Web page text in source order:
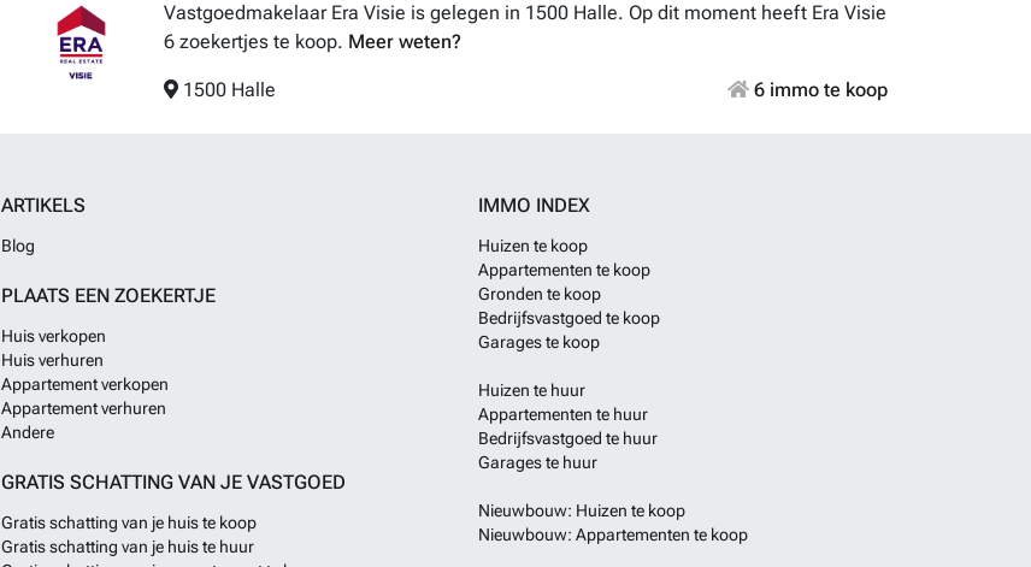
Vastgoedmakelaar Era Visie is gelegen in 1500 Halle. Op dit moment heeft Era Visie
6 zoekertjes te koop. Meer weten?
1500 Halle 6 immo te koop
ARTIKELS
Blog
PLAATS EEN ZOEKERTJE
Huis verkopen
Huis verhuren
Appartement verkopen
Appartement verhuren
Andere
GRATIS SCHATTING VAN JE VASTGOED
Gratis schatting van je huis te koop
Gratis schatting van je huis te huur
IMMO INDEX
Huizen te koop
Appartementen te koop
Gronden te koop
Bedrijfsvastgoed te koop
Garages te koop
Huizen te huur
Appartementen te huur
Bedrijfsvastgoed te huur
Garages te huur
Nieuwbouw: Huizen te koop
Nieuwbouw: Appartementen te koop